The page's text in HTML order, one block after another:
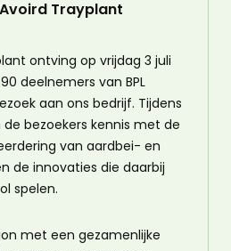
Trayplant
ontving op vrijdag 3 juli
deelnemers van BPL
aan ons bedrijf. Tijdens
bezoekers kennis met de
van aardbei- en
de innovaties die daarbij
spelen.
met een gezamenlijke